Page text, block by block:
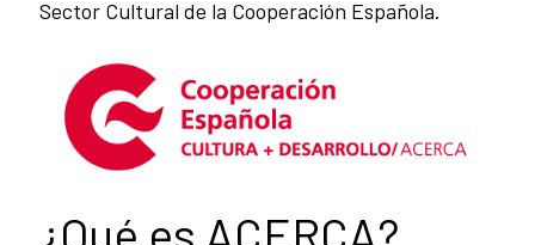
Sector Cultural de la Cooperación Española.
¿Qué es ACERCA?